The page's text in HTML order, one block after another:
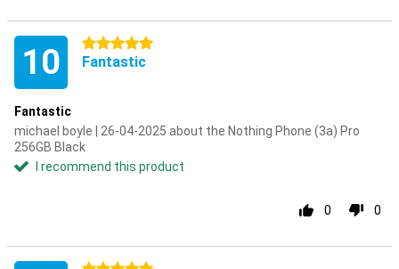
10 5 stars
Fantastic
Fantastic
michael boyle | 26-04-2025 about the Nothing Phone (3a) Pro
256GB Black
I recommend this product
0 0